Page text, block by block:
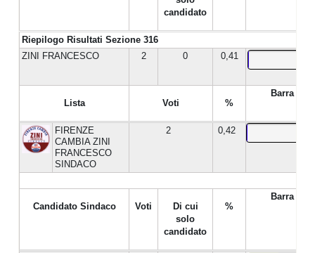
Riepilogo Risultati Sezione 316
candidato
ZINI FRANCESCO 2 0 0,41
Lista Voti %
Barra %
FIRENZE
CAMBIA ZINI
FRANCESCO
SINDACO
2 0,42
Candidato Sindaco Voti
Di cui
solo
candidato
%
Barra %